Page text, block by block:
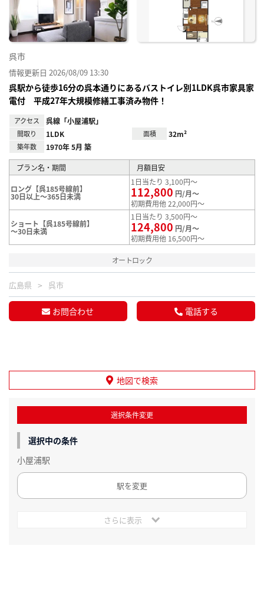
呉市
情報更新日 2026/08/09 13:30
呉駅から徒歩16分の呉本通りにあるバストイレ別1LDK呉市家具家
電付 平成27年大規模修繕工事済み物件！
アクセス 呉線「小屋浦駅」
間取り 1LDK 面積 32m²
築年数 1970年 5月 築
プラン名・期間 月額目安
ロング【呉185号線前】
30日以上～365日未満
1日当たり 3,100円～
112,800 円/月～
初期費用他 22,000円～
ショート【呉185号線前】
～30日未満
1日当たり 3,500円～
124,800 円/月～
初期費用他 16,500円～
オートロック
広島県 呉市
お問合わせ 電話する
地図で検索
選択条件変更
選択中の条件
小屋浦駅
駅を変更
さらに表示